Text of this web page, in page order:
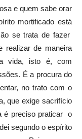
e quem sabe orar
mortificado está
se trata de fazer
realizar de maneira
vida, isto é, com
É a procura do
no trato com o
que exige sacrifício
é preciso praticar o
segundo o espírito